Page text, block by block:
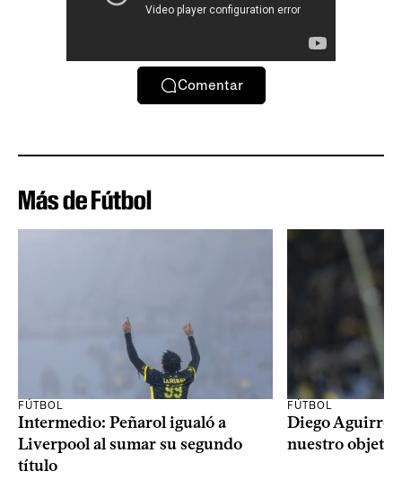
Comentar
Más de Fútbol
FÚTBOL
Intermedio: Peñarol igualó a
Liverpool al sumar su segundo
título
FÚTBOL
Diego Aguirre:
nuestro